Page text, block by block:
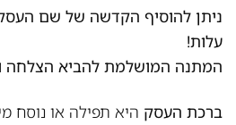
ניתן להוסיף הקדשה של שם
עלות!
המתנה המושלמת להביא הצלחה
ברכת העסק היא תפילה או נוסח